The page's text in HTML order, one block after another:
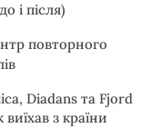
і після)
повторного
Diadans та Fjord
з країни